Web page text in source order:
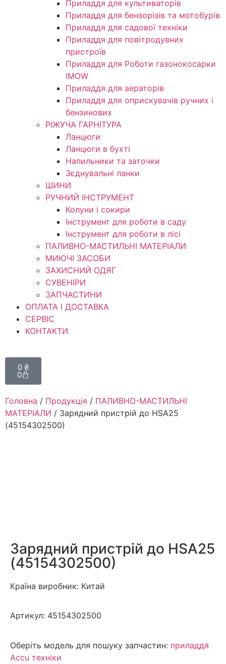
Приладдя для культиваторів
Приладдя для бензорізів та мотобурів
Приладдя для садової техніки
Приладдя для повітродувних
пристроїв
Приладдя для Роботи газонокосарки
IMOW
Приладдя для аераторів
Приладдя для оприскувачів ручних і
бензинових
РІЖУЧА ГАРНІТУРА
Ланцюги
Ланцюги в бухті
Напильники та заточки
Зєднувальні ланки
ШИНИ
РУЧНИЙ ІНСТРУМЕНТ
Колуни і сокири
Інструмент для роботи в саду
Інструмент для роботи в лісі
ПАЛИВНО-МАСТИЛЬНІ МАТЕРІАЛИ
МИЮЧІ ЗАСОБИ
ЗАХИСНИЙ ОДЯГ
СУВЕНІРИ
ЗАПЧАСТИНИ
ОПЛАТА І ДОСТАВКА
СЕРВІС
КОНТАКТИ
0 ₴
0
Головна / Продукція / ПАЛИВНО-МАСТИЛЬНІ
МАТЕРІАЛИ / Зарядний пристрій до HSA25
(45154302500)
Зарядний пристрій до HSA25
(45154302500)
Країна виробник: Китай
Артикул: 45154302500
Оберіть модель для пошуку запчастин: приладдя
Ассu техніки